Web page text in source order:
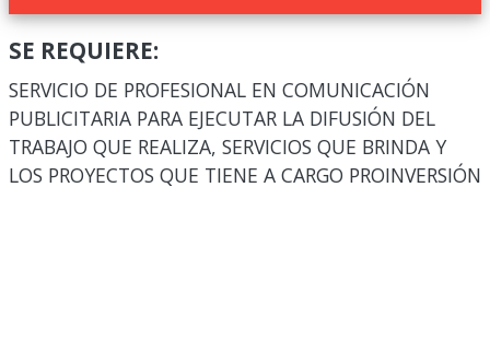
SE REQUIERE:
SERVICIO DE PROFESIONAL EN COMUNICACIÓN
PUBLICITARIA PARA EJECUTAR LA DIFUSIÓN DEL
TRABAJO QUE REALIZA, SERVICIOS QUE BRINDA Y
LOS PROYECTOS QUE TIENE A CARGO PROINVERSIÓN